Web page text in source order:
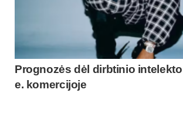
Prognozės dėl dirbtinio
e. komercijoje